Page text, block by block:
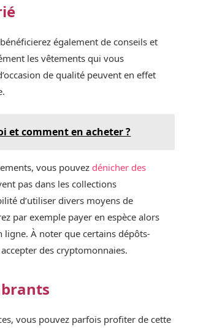
également de conseils et
les vêtements qui vous
de qualité peuvent en effet
et comment en acheter ?
vous pouvez dénicher des
pas dans les collections
d’utiliser divers moyens de
par exemple payer en espèce alors
ligne. À noter que certains dépôts-
des cryptomonnaies.
vous pouvez parfois profiter de cette